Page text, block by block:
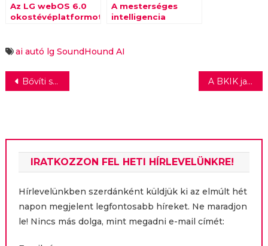
Az LG webOS 6.0
okostévéplatformot
szokásaihoz
A mesterséges
intelligencia
és az Element AI új
ai autó lg SoundHound AI
Bejegyzés
Bővíti speciális termékeinek körét a Lidl A BKIK javaslatot dolgoz ki az új kata-törvény hatálya alól kikerülőkre
IRATKOZZON FEL HETI HÍRLEVELÜNKRE!
Hírlevelünkben szerdánként küldjük ki az elmúlt hét
napon megjelent legfontosabb híreket. Ne maradjon
le! Nincs más dolga, mint megadni e-mail címét: